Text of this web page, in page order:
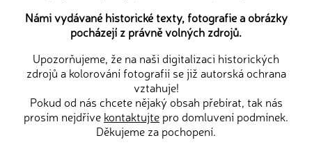
Námi vydávané historické texty, fotografie a obrázky
pocházejí z právně volných zdrojů.
Upozorňujeme, že na naši digitalizaci historických
zdrojů a kolorování fotografií se již autorská ochrana
vztahuje!
Pokud od nás chcete nějaký obsah přebírat, tak nás
prosím nejdříve kontaktujte pro domluvení podmínek.
Děkujeme za pochopení.